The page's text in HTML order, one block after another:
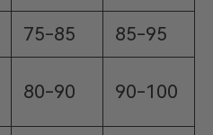
75-85 85-95
80-90 90-100